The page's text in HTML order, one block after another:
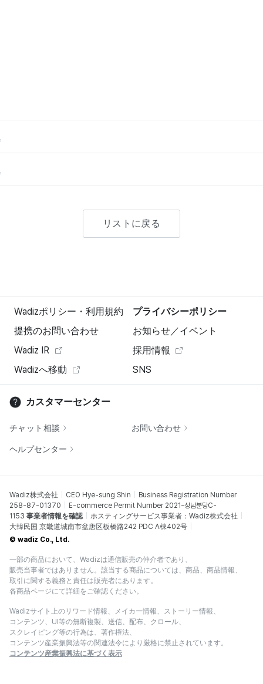
リストに戻る
Wadizポリシー・利用規約
プライバシーポリシー
提携のお問い合わせ
お知らせ／イベント
Wadiz IR
採用情報
Wadizへ移動
SNS
カスタマーセンター
チャット相談 お問い合わせ
ヘルプセンター
Wadiz株式会社 CEO Hye-sung Shin
Business Registration Number
258-87-01370
E-commerce Permit Number 2021-성남분당C-
1153 事業者情報を確認
ホスティングサービス事業者：Wadiz株式会社
大韓民国 京畿道城南市盆唐区板橋路242 PDC A棟402号
© wadiz Co., Ltd.
一部の商品において、Wadizは通信販売の仲介者であり、
販売当事者ではありません。該当する商品については、商品、商品情報、
取引に関する義務と責任は販売者にあります。
各商品ページにて詳細をご確認ください。
Wadizサイト上のリワード情報、メイカー情報、ストーリー情報、
コンテンツ、UI等の無断複製、送信、配布、クロール、
スクレイピング等の行為は、著作権法、
コンテンツ産業振興法等の関連法令により厳格に禁止されています。
コンテンツ産業振興法に基づく表示